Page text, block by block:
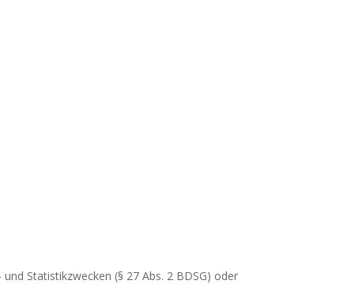
Statistikzwecken (§ 27 Abs. 2 BDSG) oder